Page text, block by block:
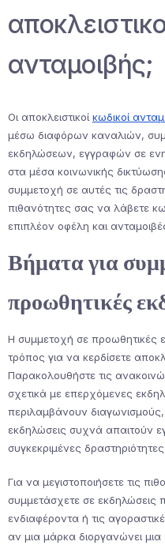
ανταμοιβής;
Οι αποκλειστικοί κωδικοί
μέσω διαφόρων καναλιών,
εκδηλώσεων, εγγραφών σε
στα μέσα κοινωνικής
συμμετοχή σε αυτές τις
πιθανότητες σας να λάβετε
επιπλέον οφέλη και
Βήματα για
προωθητικές
Η συμμετοχή σε προωθητικές
τρόπος για να κερδίσετε
Παρακολουθήστε τις
σχετικά με επερχόμενες
περιλαμβάνουν
εκδηλώσεις συχνά απαιτούν
συγκεκριμένες δραστηριότητες.
Για να μεγιστοποιήσετε τις
συμμετάσχετε σε εκδηλώσεις
ενδιαφέροντα ή τις
αν μια μάρκα διοργανώνει